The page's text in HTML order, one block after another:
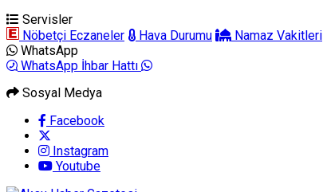
Servisler
Nöbetçi Eczaneler
Hava Durumu Namaz Vakitleri
WhatsApp
WhatsApp İhbar Hattı
Sosyal Medya
Facebook
Instagram
Youtube